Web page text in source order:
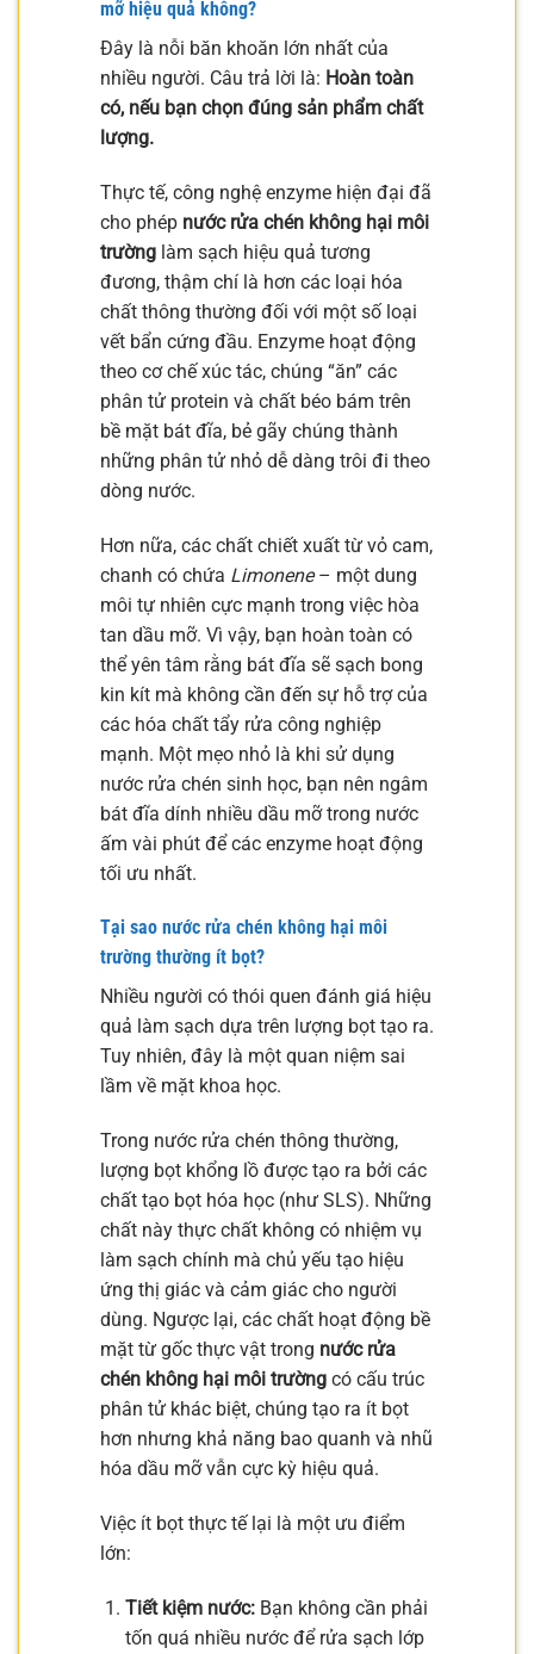
mỡ hiệu quả không?
Đây là nỗi băn khoăn lớn nhất của
nhiều người. Câu trả lời là: Hoàn toàn
có, nếu bạn chọn đúng sản phẩm chất
lượng.
Thực tế, công nghệ enzyme hiện đại đã
cho phép nước rửa chén không hại môi
trường làm sạch hiệu quả tương
đương, thậm chí là hơn các loại hóa
chất thông thường đối với một số loại
vết bẩn cứng đầu. Enzyme hoạt động
theo cơ chế xúc tác, chúng “ăn” các
phân tử protein và chất béo bám trên
bề mặt bát đĩa, bẻ gãy chúng thành
những phân tử nhỏ dễ dàng trôi đi theo
dòng nước.
Hơn nữa, các chất chiết xuất từ vỏ cam,
chanh có chứa Limonene– một dung
môi tự nhiên cực mạnh trong việc hòa
tan dầu mỡ. Vì vậy, bạn hoàn toàn có
thể yên tâm rằng bát đĩa sẽ sạch bong
kin kít mà không cần đến sự hỗ trợ của
các hóa chất tẩy rửa công nghiệp
mạnh. Một mẹo nhỏ là khi sử dụng
nước rửa chén sinh học, bạn nên ngâm
bát đĩa dính nhiều dầu mỡ trong nước
ấm vài phút để các enzyme hoạt động
tối ưu nhất.
Tại sao nước rửa chén không hại môi
trường thường ít bọt?
Nhiều người có thói quen đánh giá hiệu
quả làm sạch dựa trên lượng bọt tạo ra.
Tuy nhiên, đây là một quan niệm sai
lầm về mặt khoa học.
Trong nước rửa chén thông thường,
lượng bọt khổng lồ được tạo ra bởi các
chất tạo bọt hóa học (như SLS). Những
chất này thực chất không có nhiệm vụ
làm sạch chính mà chủ yếu tạo hiệu
ứng thị giác và cảm giác cho người
dùng. Ngược lại, các chất hoạt động bề
mặt từ gốc thực vật trong nước rửa
chén không hại môi trường có cấu trúc
phân tử khác biệt, chúng tạo ra ít bọt
hơn nhưng khả năng bao quanh và nhũ
hóa dầu mỡ vẫn cực kỳ hiệu quả.
Việc ít bọt thực tế lại là một ưu điểm
lớn:
Tiết kiệm nước:Bạn không cần phải
tốn quá nhiều nước để rửa sạch lớp